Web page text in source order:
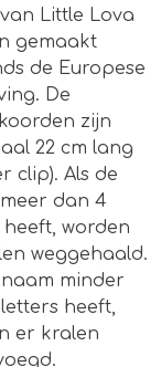
Little Lova
gemaakt
de Europese
De
zijn
22 cm lang
clip). Als de
dan 4
worden
weggehaald.
minder
heeft,
er kralen